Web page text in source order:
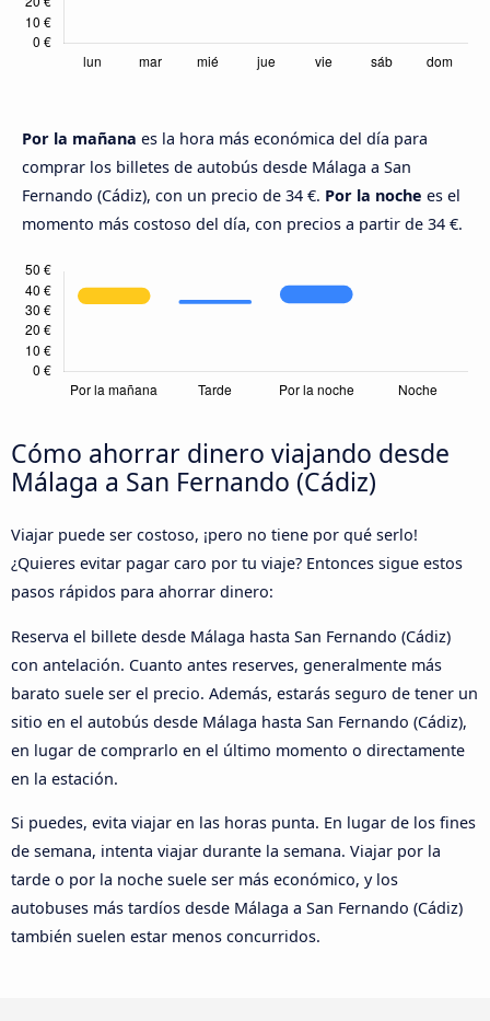
Por la mañana es la hora más económica del día para
comprar los billetes de autobús desde Málaga a San
Fernando (Cádiz), con un precio de 34 €. Por la noche es el
momento más costoso del día, con precios a partir de 34 €.
Cómo ahorrar dinero viajando desde
Málaga a San Fernando (Cádiz)
Viajar puede ser costoso, ¡pero no tiene por qué serlo!
¿Quieres evitar pagar caro por tu viaje? Entonces sigue estos
pasos rápidos para ahorrar dinero:
Reserva el billete desde Málaga hasta San Fernando (Cádiz)
con antelación. Cuanto antes reserves, generalmente más
barato suele ser el precio. Además, estarás seguro de tener un
sitio en el autobús desde Málaga hasta San Fernando (Cádiz),
en lugar de comprarlo en el último momento o directamente
en la estación.
Si puedes, evita viajar en las horas punta. En lugar de los fines
de semana, intenta viajar durante la semana. Viajar por la
tarde o por la noche suele ser más económico, y los
autobuses más tardíos desde Málaga a San Fernando (Cádiz)
también suelen estar menos concurridos.